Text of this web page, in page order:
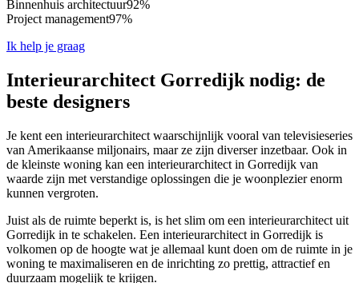
Binnenhuis architectuur92%
Project management97%
Ik help je graag
Interieurarchitect Gorredijk nodig: de
beste designers
Je kent een interieurarchitect waarschijnlijk vooral van televisieseries
van Amerikaanse miljonairs, maar ze zijn diverser inzetbaar. Ook in
de kleinste woning kan een interieurarchitect in Gorredijk van
waarde zijn met verstandige oplossingen die je woonplezier enorm
kunnen vergroten.
Juist als de ruimte beperkt is, is het slim om een interieurarchitect uit
Gorredijk in te schakelen. Een interieurarchitect in Gorredijk is
volkomen op de hoogte wat je allemaal kunt doen om de ruimte in je
woning te maximaliseren en de inrichting zo prettig, attractief en
duurzaam mogelijk te krijgen.